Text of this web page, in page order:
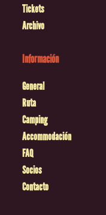
Tickets
Archivo
Información
General
Ruta
Camping
Accommodación
FAQ
Socios
Contacto